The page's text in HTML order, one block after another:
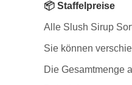
📦 Staffelpreise
Alle Slush Sirup
Sie können
Die Gesamtmenge